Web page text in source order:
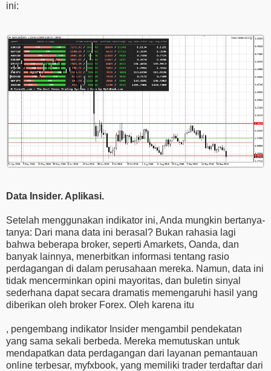
ini:
Data Insider. Aplikasi.
Setelah menggunakan indikator ini, Anda mungkin bertanya-
tanya: Dari mana data ini berasal? Bukan rahasia lagi
bahwa beberapa broker, seperti Amarkets, Oanda, dan
banyak lainnya, menerbitkan informasi tentang rasio
perdagangan di dalam perusahaan mereka. Namun, data ini
tidak mencerminkan opini mayoritas, dan buletin sinyal
sederhana dapat secara dramatis memengaruhi hasil yang
diberikan oleh broker Forex. Oleh karena itu
, pengembang indikator Insider mengambil pendekatan
yang sama sekali berbeda. Mereka memutuskan untuk
mendapatkan data perdagangan dari layanan pemantauan
online terbesar, myfxbook, yang memiliki trader terdaftar dari